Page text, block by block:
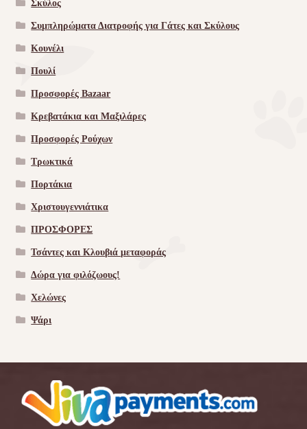
Σκύλος
Συμπληρώματα Διατροφής για Γάτες και Σκύλους
Κουνέλι
Πουλί
Προσφορές Bazaar
Κρεβατάκια και Μαξιλάρες
Προσφορές Ρούχων
Τρωκτικά
Πορτάκια
Χριστουγεννιάτικα
ΠΡΟΣΦΟΡΕΣ
Τσάντες και Κλουβιά μεταφοράς
Δώρα για φιλόζωους!
Χελώνες
Ψάρι